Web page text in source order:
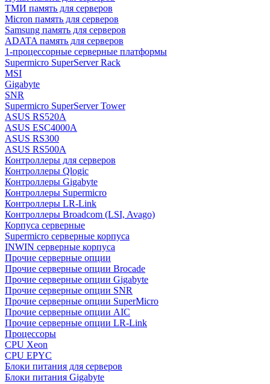
ТМИ память для серверов
Micron память для серверов
Samsung память для серверов
ADATA память для серверов
1-процессорные серверные платформы
Supermicro SuperServer Rack
MSI
Gigabyte
SNR
Supermicro SuperServer Tower
ASUS RS520A
ASUS ESC4000A
ASUS RS300
ASUS RS500A
Контроллеры для серверов
Контроллеры Qlogic
Контроллеры Gigabyte
Контроллеры Supermicro
Контроллеры LR-Link
Контроллеры Broadcom (LSI, Avago)
Корпуса серверные
Supermicro серверные корпуса
INWIN серверные корпуса
Прочие серверные опции
Прочие серверные опции Brocade
Прочие серверные опции Gigabyte
Прочие серверные опции SNR
Прочие серверные опции SuperMicro
Прочие серверные опции AIC
Прочие серверные опции LR-Link
Процессоры
CPU Xeon
CPU EPYC
Блоки питания для серверов
Блоки питания Gigabyte